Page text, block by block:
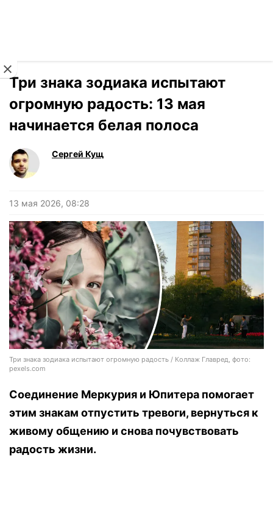
Три знака зодиака испытают
огромную радость: 13 мая
начинается белая полоса
Сергей Кущ
13 мая 2026, 08:28
Три знака зодиака испытают огромную радость / Коллаж Главред, фото:
pexels.com
Соединение Меркурия и Юпитера помогает
этим знакам отпустить тревоги, вернуться к
живому общению и снова почувствовать
радость жизни.